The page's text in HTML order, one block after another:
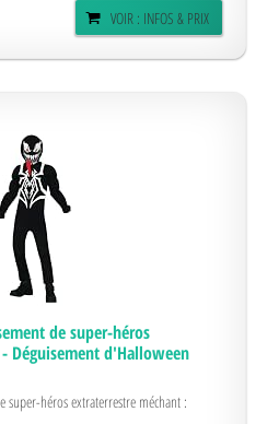
VOIR : INFOS & PRIX
de super-héros
Déguisement d'Halloween
super-héros extraterrestre méchant :